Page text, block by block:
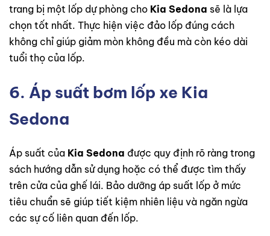
trang bị một lốp dự phòng cho Kia Sedona sẽ là lựa
chọn tốt nhất. Thực hiện việc đảo lốp đúng cách
không chỉ giúp giảm mòn không đều mà còn kéo dài
tuổi thọ của lốp.
6. Áp suất bơm lốp xe Kia
Sedona
Áp suất của Kia Sedona được quy định rõ ràng trong
sách hướng dẫn sử dụng hoặc có thể được tìm thấy
trên cửa của ghế lái. Bảo dưỡng áp suất lốp ở mức
tiêu chuẩn sẽ giúp tiết kiệm nhiên liệu và ngăn ngừa
các sự cố liên quan đến lốp.